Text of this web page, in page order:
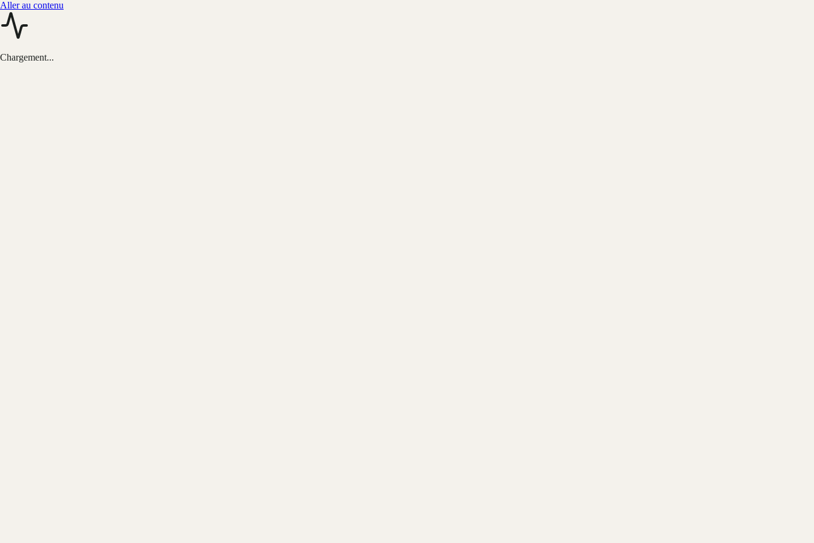
Aller au contenu
Chargement...